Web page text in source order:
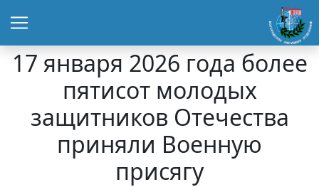
17 января 2026 года более
пятисот молодых
защитников Отечества
приняли Военную
присягу